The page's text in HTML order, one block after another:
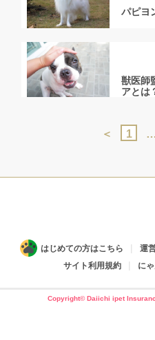
パピヨ
獣医師
アとは
＜ 1 …
はじめての方はこちら 運
サイト利用規約
に
Copyright© Daiichi ipet